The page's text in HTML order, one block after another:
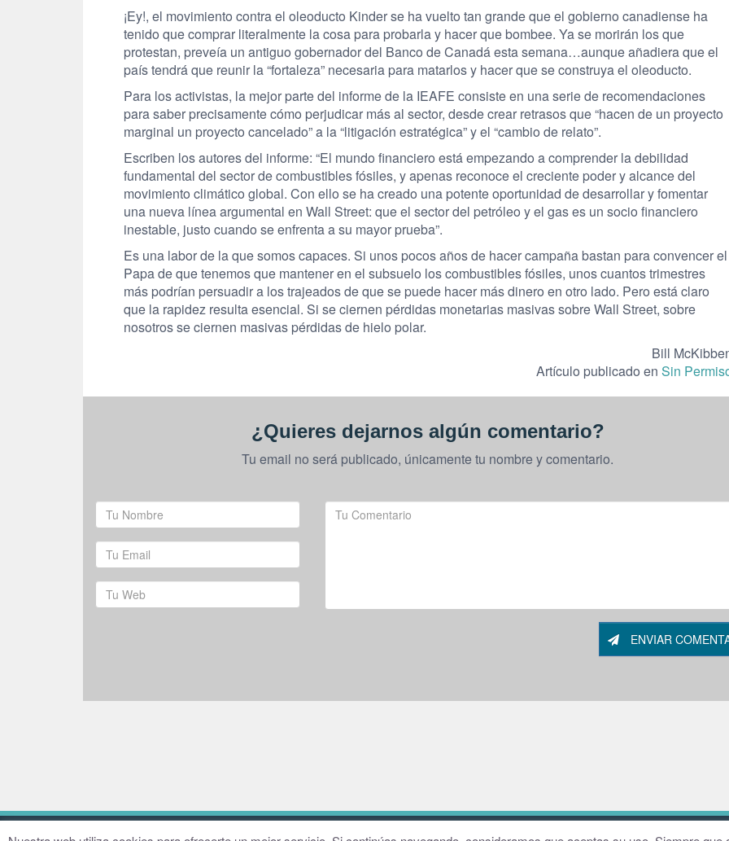
¡Ey!, el movimiento contra el oleoducto Kinder se ha vuelto tan grande que el gobierno canadiense ha
tenido que comprar literalmente la cosa para probarla y hacer que bombee. Ya se morirán los que
protestan, preveía un antiguo gobernador del Banco de Canadá esta semana…aunque añadiera que el
país tendrá que reunir la “fortaleza” necesaria para matarlos y hacer que se construya el oleoducto.
Para los activistas, la mejor parte del informe de la IEAFE consiste en una serie de recomendaciones
para saber precisamente cómo perjudicar más al sector, desde crear retrasos que “hacen de un proyecto
marginal un proyecto cancelado” a la “litigación estratégica” y el “cambio de relato”.
Escriben los autores del informe: “El mundo financiero está empezando a comprender la debilidad
fundamental del sector de combustibles fósiles, y apenas reconoce el creciente poder y alcance del
movimiento climático global. Con ello se ha creado una potente oportunidad de desarrollar y fomentar
una nueva línea argumental en Wall Street: que el sector del petróleo y el gas es un socio financiero
inestable, justo cuando se enfrenta a su mayor prueba”.
Es una labor de la que somos capaces. Si unos pocos años de hacer campaña bastan para convencer el
Papa de que tenemos que mantener en el subsuelo los combustibles fósiles, unos cuantos trimestres
más podrían persuadir a los trajeados de que se puede hacer más dinero en otro lado. Pero está claro
que la rapidez resulta esencial. Si se ciernen pérdidas monetarias masivas sobre Wall Street, sobre
nosotros se ciernen masivas pérdidas de hielo polar.
Bill
Artículo publicado en Sin
¿Quieres dejarnos algún comentario?
Tu email no será publicado, únicamente tu nombre y comentario.
ENVIAR